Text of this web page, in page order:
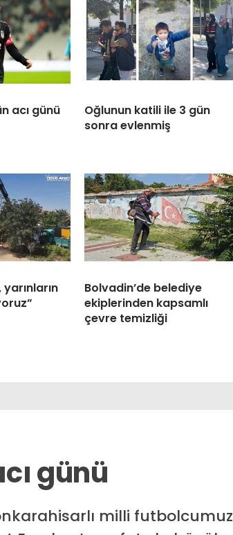
acı günü
Oğlunun katili ile 3 gün
sonra evlenmiş
Bolvadin’de belediye
ekiplerinden kapsamlı
çevre temizliği
günü
milli futbolcumuz